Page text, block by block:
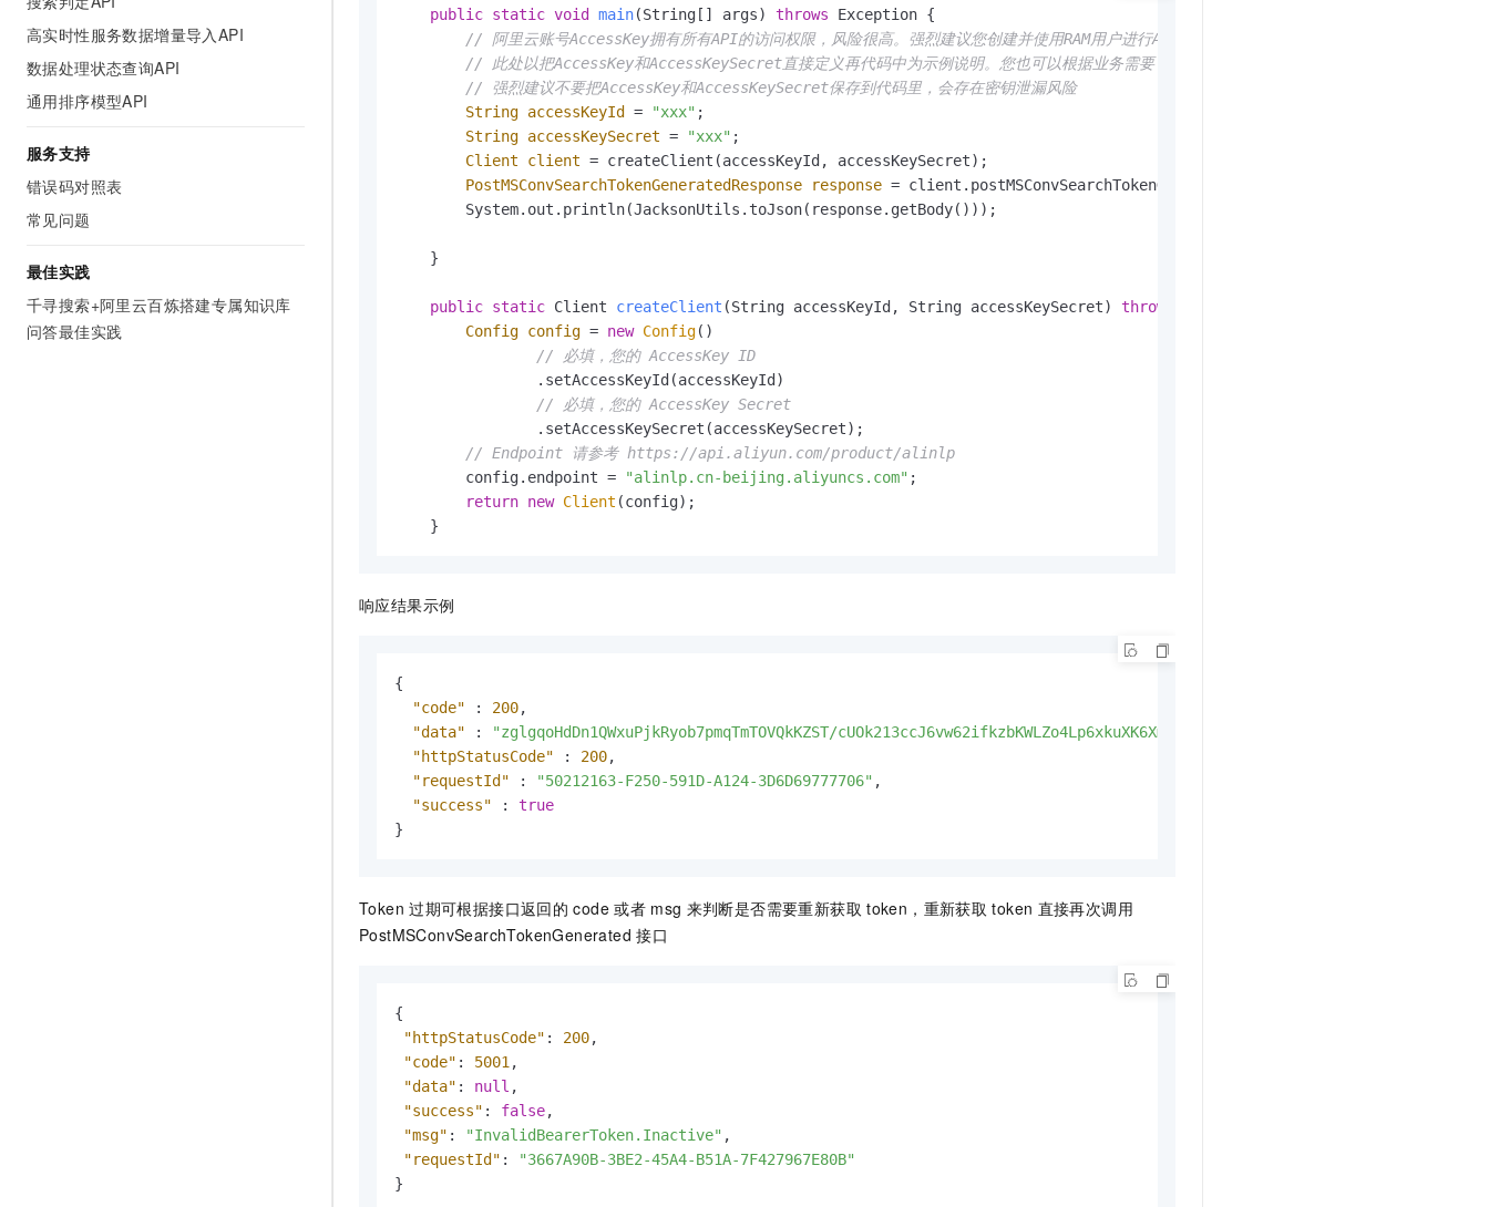
高实时性服务数据增量导入API
数据处理状态查询API
通用排序模型API
服务支持
错误码对照表
常见问题
最佳实践
千寻搜索+阿里云百炼搭建专属知识库
问答最佳实践
public static void main(String[] args) throws Exception {
// 阿里云账号AccessKey拥有所有API的访问权限，风险很高。强烈建议您创建并使用RAM用户进行API访问或日常运维，请登录RAM控制台创建RAM
// 此处以把AccessKey和AccessKeySecret直接定义再代码中为示例说明。您也可以根据业务需要，保存到配置文件里。
// 强烈建议不要把AccessKey和AccessKeySecret保存到代码里，会存在密钥泄漏风险
String accessKeyId = "xxx" ;
String accessKeySecret = "xxx" ;
Client
client = createClient(accessKeyId, accessKeySecret);
PostMSConvSearchTokenGeneratedResponse
response = client.postMSConvSearchTokenGenerated();
        System.out.println(JacksonUtils.toJson(response.getBody()));
    }
public static Client createClient (String accessKeyId, String accessKeySecret) throws
Config config = new Config()
// 必填，您的 AccessKey ID
                .setAccessKeyId(accessKeyId)
// 必填，您的 AccessKey Secret
                .setAccessKeySecret(accessKeySecret);
// Endpoint 请参考 https://api.aliyun.com/product/alinlp
        config.endpoint =
"alinlp.cn-beijing.aliyuncs.com" ;
return new Client (config);
    }
响应结果示例
{
"code"
: 200,
"data"
: "zglgqoHdDn1QWxuPjkRyob7pmqTmTOVQkKZST/cUOk213ccJ6vw62ifkzbKWLZo4Lp6xkuXK6Xm2Qt5YVAhPTiSSM+VmiHQT7WjSSpcQJWE="
"httpStatusCode"
: 200,
"requestId"
: "50212163-F250-591D-A124-3D6D69777706" ,
"success"
:
true
}
Token 过期可根据接口返回的 code 或者 msg 来判断是否需要重新获取 token，重新获取 token 直接再次调用
PostMSConvSearchTokenGenerated 接口
{
"httpStatusCode" : 200,
"code" : 5001 ,
"data" : null ,
"success" : false,
"msg" : "InvalidBearerToken.Inactive" ,
"requestId" :
"3667A90B-3BE2-45A4-B51A-7F427967E80B"
}
10 分钟在聊天系统中增加一个 AI 助手
在企业官网、通讯软件中为客户提供 AI 客服
即刻拥有 DeepSeek-R1 满血版
多种方案随心选，轻松解锁专属 DeepSeek
超强辅助，Bolt.diy 一步搞定创意建站
通过自然语言交互简化开发流程,全栈开发支持
专有云